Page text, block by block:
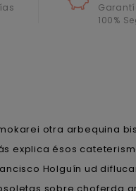
100%
otra arbequina
explica ésos
Holguín ud
sobre choferda